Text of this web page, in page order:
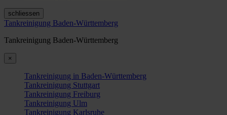
schliessen
Tankreinigung Baden-Württemberg
Tankreinigung Baden-Württemberg
×
Tankreinigung in Baden-Württemberg
Tankreinigung Stuttgart
Tankreinigung Freiburg
Tankreinigung Ulm
Tankreinigung Karlsruhe